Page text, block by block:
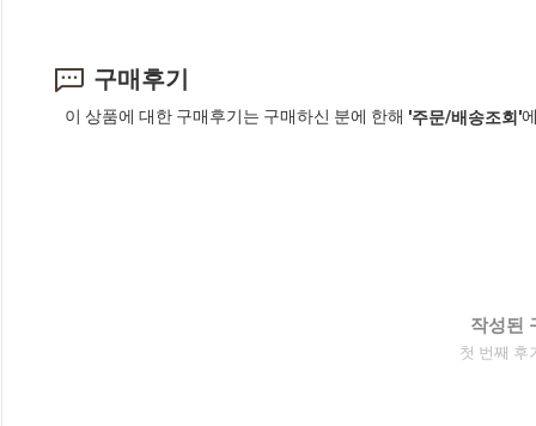
구매후기
이 상품에 대한 구매후기는 구매하신 분에 한해 '주문/배송조회'
작성된
첫 번째 후